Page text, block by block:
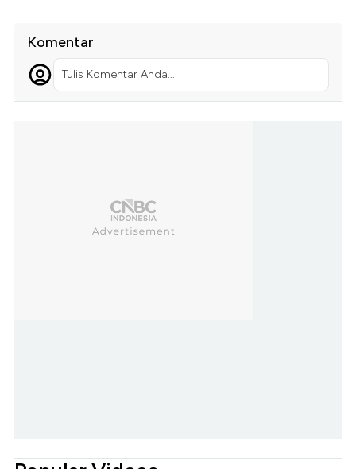
Komentar
Tulis Komentar Anda...